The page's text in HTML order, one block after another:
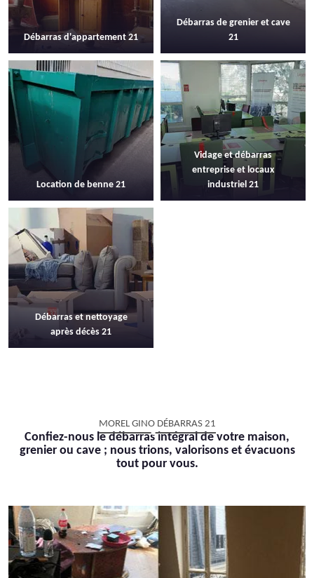
Débarras d'appartement 21
Débarras de grenier et cave
21
Location de benne 21
Vidage et débarras
entreprise et locaux
industriel 21
Débarras et nettoyage
après décès 21
MOREL GINO DÉBARRAS 21
Confiez-nous le débarras intégral de votre maison,
grenier ou cave ; nous trions, valorisons et évacuons
tout pour vous.